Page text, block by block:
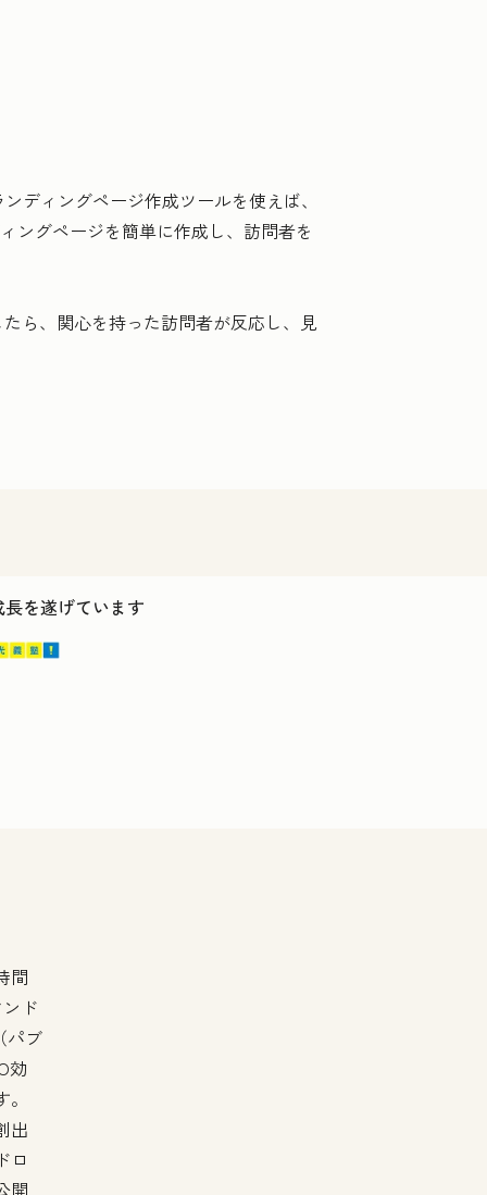
ディングページ作成ツールを使えば、
ングページを簡単に作成し、訪問者を
ら、関心を持った訪問者が反応し、見
を遂げています
間
ド
パブ
効
出
ロ
開